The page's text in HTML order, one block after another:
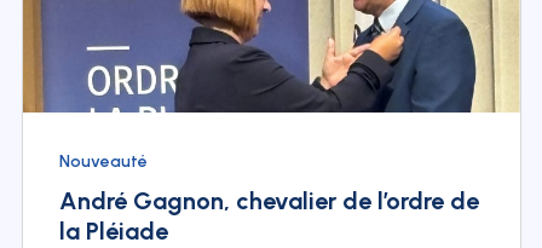
Nouveauté
André Gagnon, chevalier de l’ordre de
la Pléiade